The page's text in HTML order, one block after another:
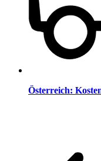
Österreich: